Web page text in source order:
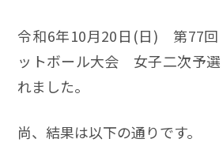
令和6年10月20日(日) 第77
ットボール大会 女子二次予
れました。
尚、結果は以下の通りです。